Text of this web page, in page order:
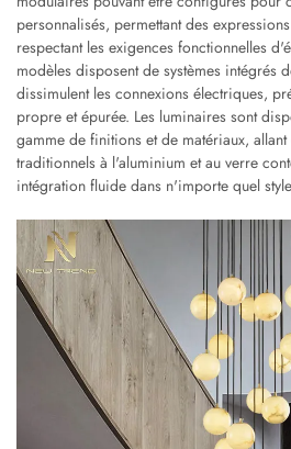
personnalisés, permettant des
respectant les exigences fonctionnelles
modèles disposent de systèmes intégrés
dissimulent les connexions électriques,
propre et épurée. Les luminaires sont
gamme de finitions et de matériaux,
traditionnels à l'aluminium et au verre
intégration fluide dans n'importe quel